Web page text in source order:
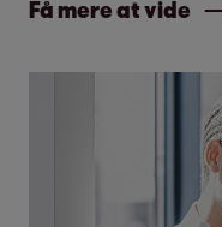
Få mere at vide